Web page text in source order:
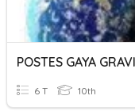
6 T 10th